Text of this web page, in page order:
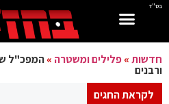
בס"ד
חדשות»פלילים ומשטרה »המפכ"ל
ורבנים
לקראת החגים